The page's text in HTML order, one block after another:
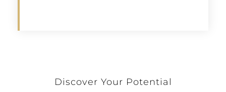
Discover Your Potential